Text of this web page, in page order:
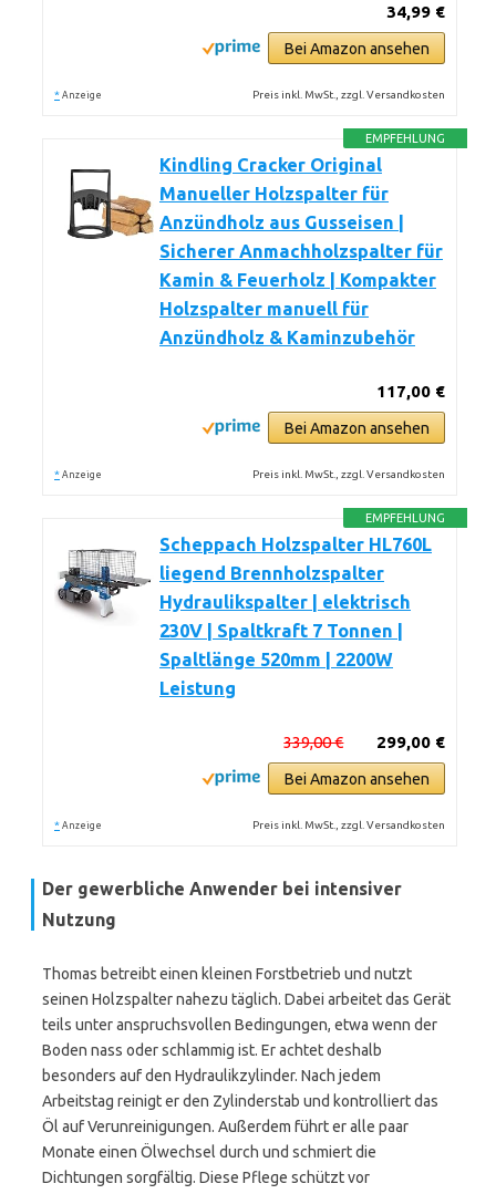
34,99 €
Bei Amazon ansehen
* Anzeige Preis inkl. MwSt., zzgl. Versandkosten
EMPFEHLUNG
Kindling Cracker Original
Manueller Holzspalter für
Anzündholz aus Gusseisen |
Sicherer Anmachholzspalter für
Kamin & Feuerholz | Kompakter
Holzspalter manuell für
Anzündholz & Kaminzubehör
117,00 €
Bei Amazon ansehen
* Anzeige Preis inkl. MwSt., zzgl. Versandkosten
EMPFEHLUNG
Scheppach Holzspalter HL760L
liegend Brennholzspalter
Hydraulikspalter | elektrisch
230V | Spaltkraft 7 Tonnen |
Spaltlänge 520mm | 2200W
Leistung
299,00 €
339,00 €
Bei Amazon ansehen
* Anzeige Preis inkl. MwSt., zzgl. Versandkosten
Der gewerbliche Anwender bei intensiver
Nutzung
Thomas betreibt einen kleinen Forstbetrieb und nutzt
seinen Holzspalter nahezu täglich. Dabei arbeitet das Gerät
teils unter anspruchsvollen Bedingungen, etwa wenn der
Boden nass oder schlammig ist. Er achtet deshalb
besonders auf den Hydraulikzylinder. Nach jedem
Arbeitstag reinigt er den Zylinderstab und kontrolliert das
Öl auf Verunreinigungen. Außerdem führt er alle paar
Monate einen Ölwechsel durch und schmiert die
Dichtungen sorgfältig. Diese Pflege schützt vor